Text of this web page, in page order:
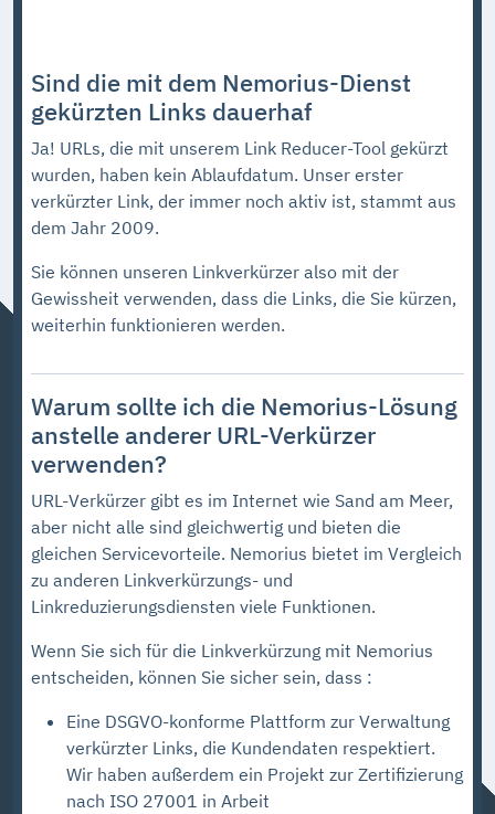
Sind die mit dem Nemorius-Dienst
gekürzten Links dauerhaf
Ja! URLs, die mit unserem Link Reducer-Tool gekürzt
wurden, haben kein Ablaufdatum. Unser erster
verkürzter Link, der immer noch aktiv ist, stammt aus
dem Jahr 2009.
Sie können unseren Linkverkürzer also mit der
Gewissheit verwenden, dass die Links, die Sie kürzen,
weiterhin funktionieren werden.
Warum sollte ich die Nemorius-Lösung
anstelle anderer URL-Verkürzer
verwenden?
URL-Verkürzer gibt es im Internet wie Sand am Meer,
aber nicht alle sind gleichwertig und bieten die
gleichen Servicevorteile. Nemorius bietet im Vergleich
zu anderen Linkverkürzungs- und
Linkreduzierungsdiensten viele Funktionen.
Wenn Sie sich für die Linkverkürzung mit Nemorius
entscheiden, können Sie sicher sein, dass :
Eine DSGVO-konforme Plattform zur Verwaltung
verkürzter Links, die Kundendaten respektiert.
Wir haben außerdem ein Projekt zur Zertifizierung
nach ISO 27001 in Arbeit